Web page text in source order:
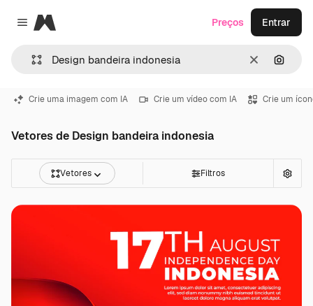
Close menu
Magnific
Limpar
Preços Entrar
Crie uma imagem com IA Crie um vídeo com IA Crie um
Vetores de Design bandeira indonesia
Vetores Filtros